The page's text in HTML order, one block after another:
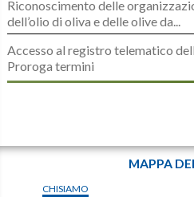
Riconoscimento delle
dell’olio di oliva e delle olive da...
Accesso al registro telematico
Proroga termini
MAPPA
CHISIAMO